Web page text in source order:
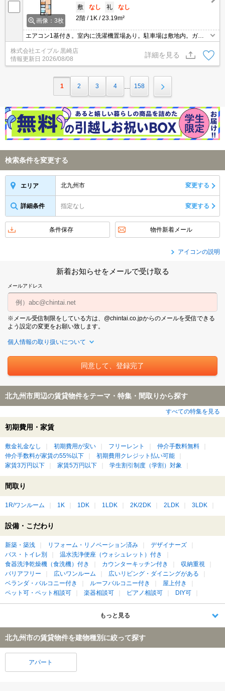
画像：3枚
敷 なし 礼
なし
2階
1K 23.19m²
エアコン1基付き。室内に洗濯機置場あり。駐車場は敷地内。ガス
株式会社エイブル 黒崎店
情報更新日 2026/08/08
詳細を見る
1 2 3 4 158
検索条件を変更する
エリア 北九州市 変更する
詳細条件 指定なし 変更する
条件保存 物件新着メール
アイコンの説明
新着お知らせをメールで受け取る
メールアドレス
※メール受信制限をしている方は、@chintai.co.jpからのメールを受信できる
よう設定の変更をお願い致します。
個人情報の取り扱いについて
北九州市周辺の賃貸物件をテーマ・特集・間取りから探す
すべての特集を見る
初期費用・家賃
敷金礼金なし 初期費用が安い フリーレント
仲介手数料無料
仲介手数料が家賃の55%以下
初期費用クレジット払い可能
家賃3万円以下
家賃5万円以下 学生割引制度（学割）対象
間取り
1R/ワンルーム 1K 1DK 1LDK 2K/2DK 2LDK 3LDK
設備・こだわり
新築・築浅 リフォーム・リノベーション済み
デザイナーズ
バス・トイレ別
温水洗浄便座（ウォシュレット）付き
食器洗浄乾燥機（食洗機）付き
カウンターキッチン付き
収納重視
バリアフリー
広いワンルーム
広いリビング・ダイニングがある
ベランダ・バルコニー付き
ルーフバルコニー付き
屋上付き
ペット可・ペット相談可
楽器相談可 ピアノ相談可 DIY可
もっと見る
北九州市の賃貸物件を建物種別に絞って探す
アパート